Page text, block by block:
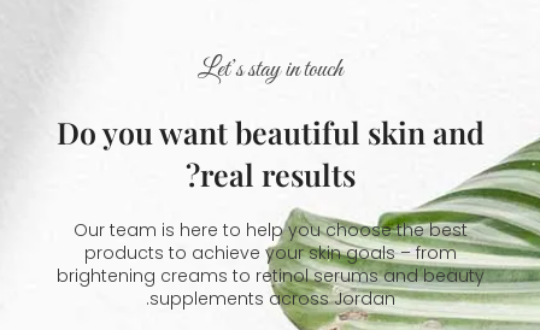
Let’s stay in touch
Do you want beautiful skin and
real results?
Our team is here to help you choose the best
products to achieve your skin goals – from
brightening creams to retinol serums and beauty
supplements across Jordan.